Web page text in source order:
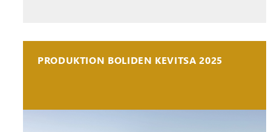
PRODUKTION BOLIDEN KEVITSA 2025